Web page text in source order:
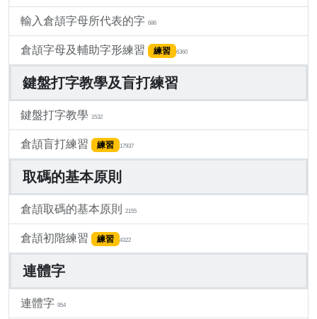
輸入倉頡字母所代表的字 686
倉頡字母及輔助字形練習 練習 6360
鍵盤打字教學及盲打練習
鍵盤打字教學 1532
倉頡盲打練習 練習 17937
取碼的基本原則
倉頡取碼的基本原則 2155
倉頡初階練習 練習 4322
連體字
連體字 954